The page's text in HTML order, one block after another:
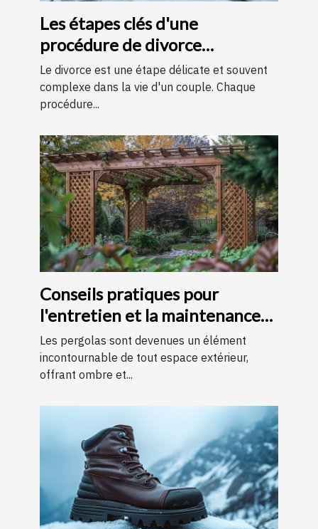
Les étapes clés d'une
procédure de divorce
expliquées simplement
Le divorce est une étape délicate et souvent
complexe dans la vie d'un couple. Chaque
procédure...
Conseils pratiques pour
l'entretien et la maintenance
des pergolas
Les pergolas sont devenues un élément
incontournable de tout espace extérieur,
offrant ombre et...